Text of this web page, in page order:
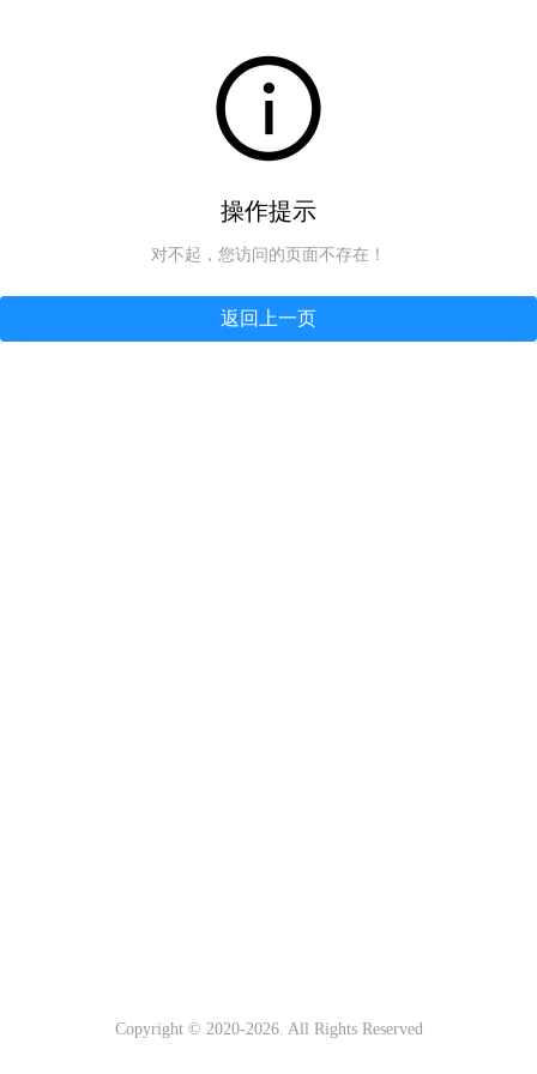
操作提示
对不起，您访问的页面不存在！
返回上一页
Copyright © 2020-2026. All Rights Reserved